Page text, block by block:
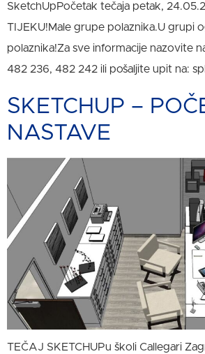
SketchUpPočetak tečaja petak,
TIJEKU!Male grupe polaznika.U grupi
polaznika!Za sve informacije nazovite
482 236, 482 242 ili pošaljite upit na:
SKETCHUP –
NASTAVE
TEČAJ SKETCHUPu školi Callegari